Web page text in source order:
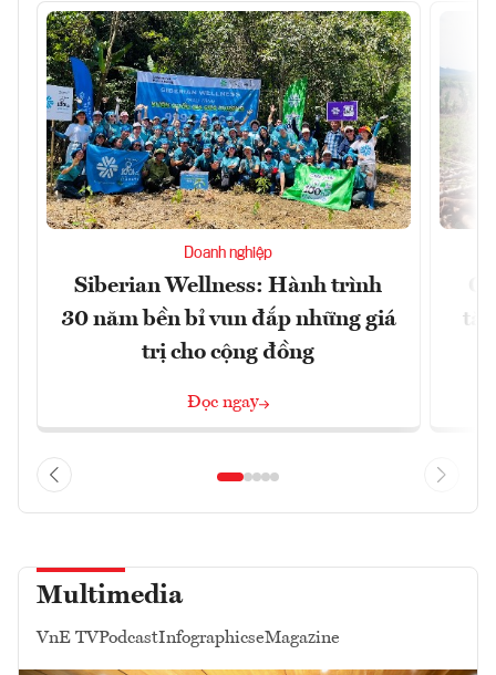
Doanh nghiệp
Siberian Wellness: Hành trình
30 năm bền bỉ vun đắp những giá
trị cho cộng đồng
Đọc ngay
Multimedia
VnE TVPodcastInfographicseMagazine